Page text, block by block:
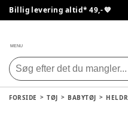
Billig levering altid* 49,- 💙
MENU
FORSIDE TØJ BABYTØJ